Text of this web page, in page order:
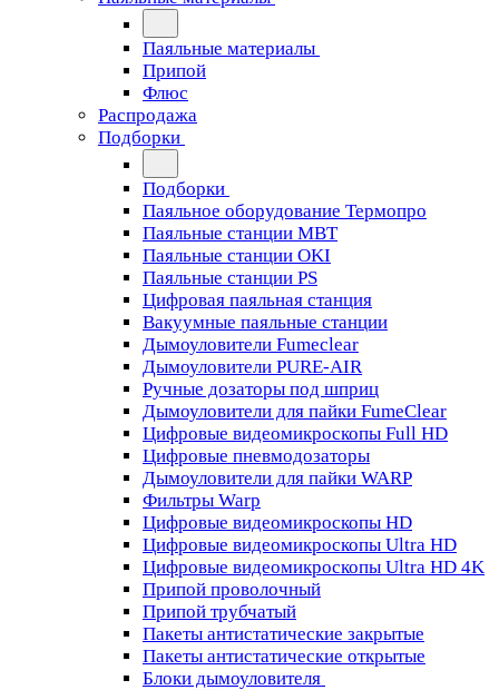
Паяльные материалы
Припой
Флюс
Распродажа
Подборки
Подборки
Паяльное оборудование Термопро
Паяльные станции MBT
Паяльные станции OKI
Паяльные станции PS
Цифровая паяльная станция
Вакуумные паяльные станции
Дымоуловители Fumeclear
Дымоуловители PURE-AIR
Ручные дозаторы под шприц
Дымоуловители для пайки FumeClear
Цифровые видеомикроскопы Full HD
Цифровые пневмодозаторы
Дымоуловители для пайки WARP
Фильтры Warp
Цифровые видеомикроскопы HD
Цифровые видеомикроскопы Ultra HD
Цифровые видеомикроскопы Ultra HD 4K
Припой проволочный
Припой трубчатый
Пакеты антистатические закрытые
Пакеты антистатические открытые
Блоки дымоуловителя